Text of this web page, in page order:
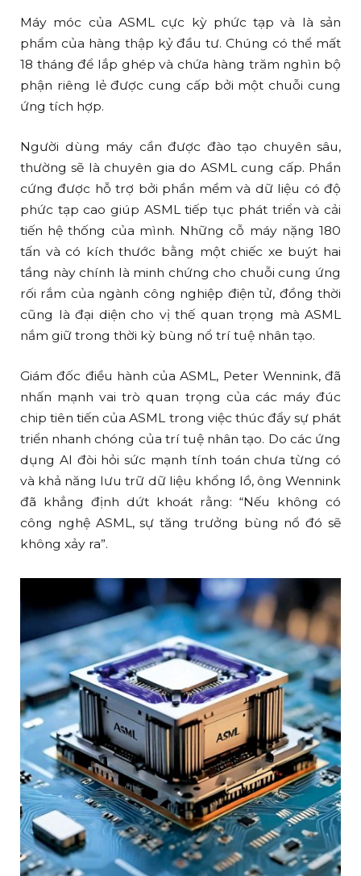
Máy móc của ASML cực kỳ phức tạp và là sản
phẩm của hàng thập kỷ đầu tư. Chúng có thể mất
18 tháng để lắp ghép và chứa hàng trăm nghìn bộ
phận riêng lẻ được cung cấp bởi một chuỗi cung
ứng tích hợp.
Người dùng máy cần được đào tạo chuyên sâu,
thường sẽ là chuyên gia do ASML cung cấp. Phần
cứng được hỗ trợ bởi phần mềm và dữ liệu có độ
phức tạp cao giúp ASML tiếp tục phát triển và cải
tiến hệ thống của mình. Những cỗ máy nặng 180
tấn và có kích thước bằng một chiếc xe buýt hai
tầng này chính là minh chứng cho chuỗi cung ứng
rối rắm của ngành công nghiệp điện tử, đồng thời
cũng là đại diện cho vị thế quan trọng mà ASML
nắm giữ trong thời kỳ bùng nổ trí tuệ nhân tạo.
Giám đốc điều hành của ASML, Peter Wennink, đã
nhấn mạnh vai trò quan trọng của các máy đúc
chip tiên tiến của ASML trong việc thúc đẩy sự phát
triển nhanh chóng của trí tuệ nhân tạo. Do các ứng
dụng AI đòi hỏi sức mạnh tính toán chưa từng có
và khả năng lưu trữ dữ liệu khổng lồ, ông Wennink
đã khẳng định dứt khoát rằng: “Nếu không có
công nghệ ASML, sự tăng trưởng bùng nổ đó sẽ
không xảy ra”.